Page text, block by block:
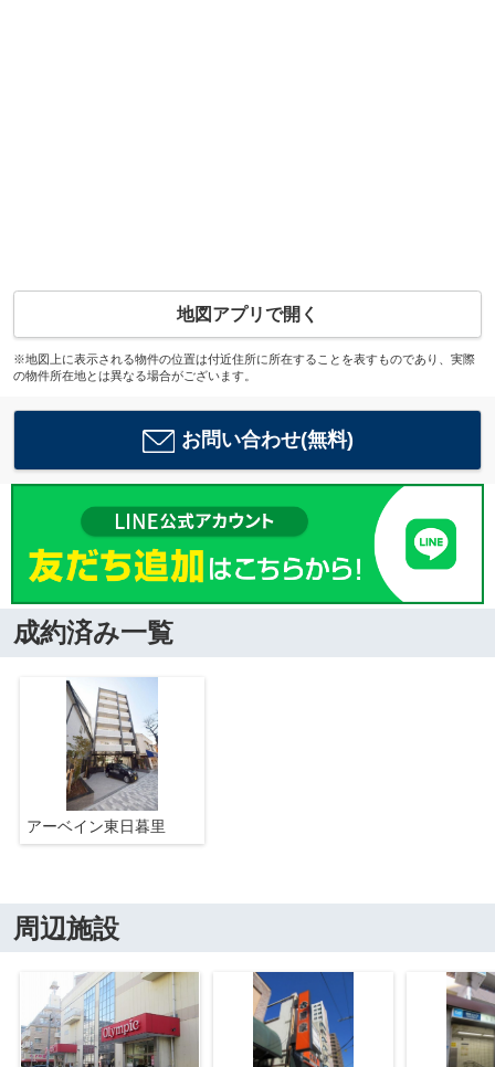
地図アプリで開く
※地図上に表示される物件の位置は付近住所に所在することを表すものであり、実際
の物件所在地とは異なる場合がございます。
お問い合わせ(無料)
成約済み一覧
アーベイン東日暮里
周辺施設